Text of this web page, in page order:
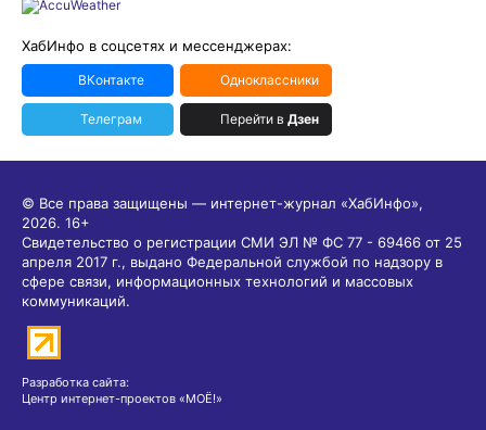
ХабИнфо в соцсетях и мессенджерах:
ВКонтакте Одноклассники
Телеграм Перейти в Дзен
© Все права защищены — интернет-журнал «ХабИнфо»,
2026. 16+
Свидетельство о регистрации СМИ ЭЛ № ФС 77 - 69466 от 25
апреля 2017 г., выдано Федеральной службой по надзору в
сфере связи, информационных технологий и массовых
коммуникаций.
Разработка сайта:
Центр интернет-проектов «МОЁ!»